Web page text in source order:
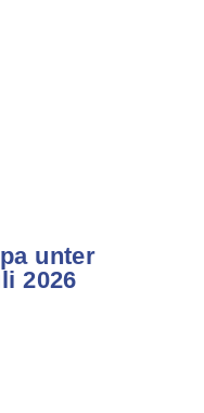
unter
2026